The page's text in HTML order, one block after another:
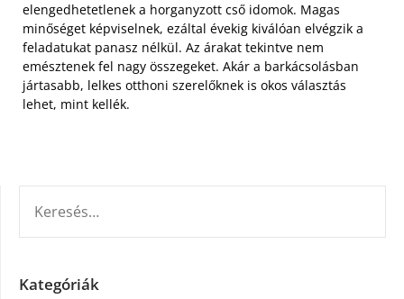
elengedhetetlenek a horganyzott cső idomok. Magas
minőséget képviselnek, ezáltal évekig kiválóan elvégzik a
feladatukat panasz nélkül. Az árakat tekintve nem
emésztenek fel nagy összegeket. Akár a barkácsolásban
jártasabb, lelkes otthoni szerelőknek is okos választás
lehet, mint kellék.
Kategóriák